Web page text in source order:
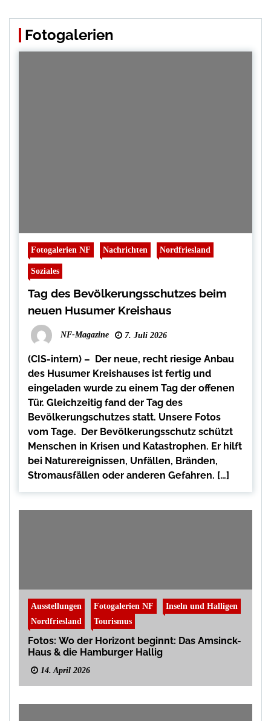
Fotogalerien
Fotogalerien NF Nachrichten Nordfriesland
Soziales
Tag des Bevölkerungsschutzes beim
neuen Husumer Kreishaus
NF-Magazine 7. Juli 2026
(CIS-intern) – Der neue, recht riesige Anbau
des Husumer Kreishauses ist fertig und
eingeladen wurde zu einem Tag der offenen
Tür. Gleichzeitig fand der Tag des
Bevölkerungschutzes statt. Unsere Fotos
vom Tage. Der Bevölkerungsschutz schützt
Menschen in Krisen und Katastrophen. Er hilft
bei Naturereignissen, Unfällen, Bränden,
Stromausfällen oder anderen Gefahren. […]
Ausstellungen Fotogalerien NF
Inseln und Halligen
Nordfriesland
Tourismus
Fotos: Wo der Horizont beginnt: Das Amsinck-
Haus & die Hamburger Hallig
14. April 2026